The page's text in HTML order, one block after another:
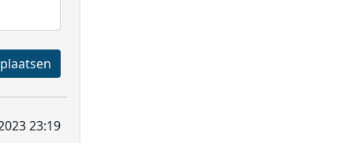
Registreren en plaatsen
23:19